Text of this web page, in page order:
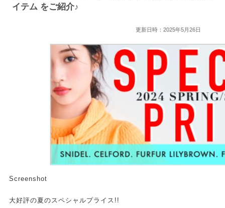
イテム をご紹介♪
更新日時：2025年5月26日
Screenshot
大好評の夏のスペシャルプライス!!